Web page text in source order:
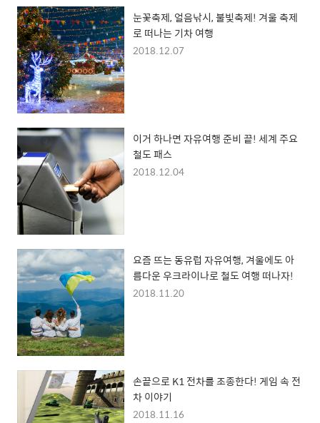
눈꽃축제, 얼음낚시, 불빛축제! 겨울 축제
로 떠나는 기차 여행
2018.12.07
이거 하나면 자유여행 준비 끝! 세계 주요
철도 패스
2018.12.04
요즘 뜨는 동유럽 자유여행, 겨울에도 아
름다운 우크라이나로 철도 여행 떠나자!
2018.11.20
손끝으로 K1 전차를 조종한다! 게임 속 전
차 이야기
2018.11.16